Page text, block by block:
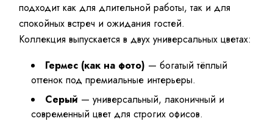
подходит как для длительной работы, так и для
спокойных встреч и ожидания гостей.
Коллекция выпускается в двух универсальных цветах:
Гермес (как на фото) — богатый тёплый
оттенок под премиальные интерьеры.
Серый — универсальный, лаконичный и
современный цвет для строгих офисов.